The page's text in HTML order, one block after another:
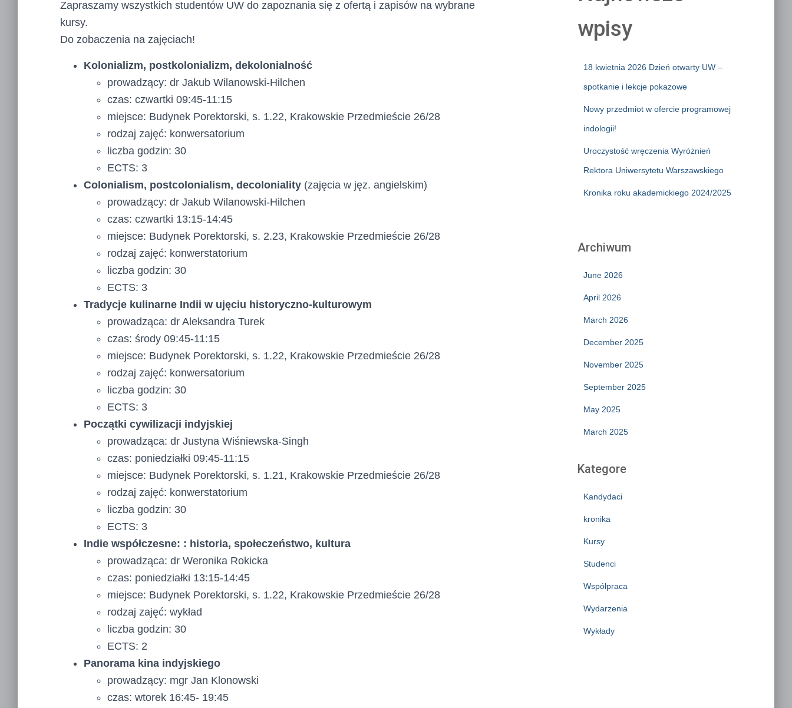
Zapraszamy wszystkich studentów UW do zapoznania się z ofertą i zapisów na wybrane
kursy.
Do zobaczenia na zajęciach!
Kolonializm, postkolonializm, dekolonialność
prowadzący: dr Jakub Wilanowski-Hilchen
czas: czwartki 09:45-11:15
miejsce: Budynek Porektorski, s. 1.22, Krakowskie Przedmieście 26/28
rodzaj zajęć: konwersatorium
liczba godzin: 30
ECTS: 3
Colonialism, postcolonialism, decoloniality (zajęcia w jęz. angielskim)
prowadzący: dr Jakub Wilanowski-Hilchen
czas: czwartki 13:15-14:45
miejsce: Budynek Porektorski, s. 2.23, Krakowskie Przedmieście 26/28
rodzaj zajęć: konwerstatorium
liczba godzin: 30
ECTS: 3
Tradycje kulinarne Indii w ujęciu historyczno-kulturowym
prowadząca: dr Aleksandra Turek
czas: środy 09:45-11:15
miejsce: Budynek Porektorski, s. 1.22, Krakowskie Przedmieście 26/28
rodzaj zajęć: konwersatorium
liczba godzin: 30
ECTS: 3
Początki cywilizacji indyjskiej
prowadząca: dr Justyna Wiśniewska-Singh
czas: poniedziałki 09:45-11:15
miejsce: Budynek Porektorski, s. 1.21, Krakowskie Przedmieście 26/28
rodzaj zajęć: konwerstatorium
liczba godzin: 30
ECTS: 3
Indie współczesne: : historia, społeczeństwo, kultura
prowadząca: dr Weronika Rokicka
czas: poniedziałki 13:15-14:45
miejsce: Budynek Porektorski, s. 1.22, Krakowskie Przedmieście 26/28
rodzaj zajęć: wykład
liczba godzin: 30
ECTS: 2
Panorama kina indyjskiego
prowadzący: mgr Jan Klonowski
czas: wtorek 16:45- 19:45
wpisy
18 kwietnia 2026 Dzień otwarty UW –
spotkanie i lekcje pokazowe
Nowy przedmiot w ofercie programowej
indologii!
Uroczystość wręczenia Wyróżnień
Rektora Uniwersytetu Warszawskiego
Kronika roku akademickiego 2024/2025
Archiwum
June 2026
April 2026
March 2026
December 2025
November 2025
September 2025
May 2025
March 2025
Kategore
Kandydaci
kronika
Kursy
Studenci
Współpraca
Wydarzenia
Wykłady